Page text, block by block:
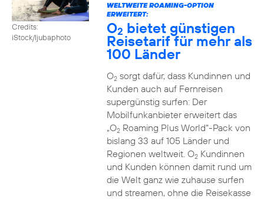
Credits:
iStock/ljubaphoto
WELTWEITE ROAMING-OPTION
ERWEITERT:
O2 bietet günstigen
Reisetarif für mehr als
100 Länder
O2sorgt dafür, dass Kundinnen und
Kunden auch auf Fernreisen
supergünstig surfen: Der
Mobilfunkanbieter erweitert das
„O2Roaming Plus World“-Pack von
bislang 33 auf 105 Länder und
Regionen weltweit. O2Kundinnen
und Kunden können damit rund um
die Welt ganz wie zuhause surfen
und streamen, ohne die Reisekasse